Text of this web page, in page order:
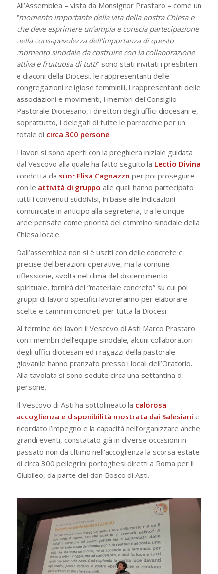
All’Assemblea – vista da Monsignor Prastaro – come un
“momento importante della vita della nostra Chiesa e
che deve esprimere un’ampia e conscia partecipazione
nella consapevolezza dell’importanza di questo
momento sinodale da costruire con la collaborazione
attiva e fruttuosa di tutti” sono stati invitati i presbiteri
e diaconi della Diocesi, le rappresentanti delle
congregazioni religiose femminili, i rappresentanti delle
associazioni e movimenti, i membri del Consiglio
Pastorale Diocesano, i direttori degli uffici diocesani e,
soprattutto, i delegati di tutte le parrocchie per un
totale di circa 300 persone.
I lavori si sono aperti con la preghiera iniziale guidata
dal Vescovo alla quale ha fatto seguito la Lectio Divina
condotta da suor Elisa Cagnazzo per poi proseguire
con le attività di gruppo alle quali hanno partecipato
tutti i convenuti suddivisi, in base alle indicazioni
comunicate in anticipo alla segreteria, tra le cinque
aree pensate come priorità del cammino sinodale della
Chiesa locale.
Dall’assemblea non si è usciti con delle concrete e
precise deliberazioni operative, ma la comune
riflessione, svolta nel clima del discernimento
spirituale, fornirà del “materiale concreto” su cui poi
gruppi di lavoro specifici lavoreranno per elaborare
scelte e cammini concreti per tutta la Diocesi.
Al termine dei lavori il Vescovo di Asti Marco Prastaro
con i membri dell’equipe sinodale, alcuni collaboratori
degli uffici diocesani ed i ragazzi della pastorale
giovanile hanno pranzato presso i locali dell’Oratorio.
Alla tavolata si sono sedute circa una settantina di
persone.
Il Vescovo di Asti ha sottolineato la calorosa
accoglienza e disponibilità mostrata dai Salesiani e
ricordato l’impegno e la capacità nell’organizzare anche
grandi eventi, constatato già in diverse occasioni in
passato non da ultimo nell’accoglienza la scorsa estate
di circa 300 pellegrini portoghesi diretti a Roma per il
Giubileo, da parte del don Bosco di Asti.